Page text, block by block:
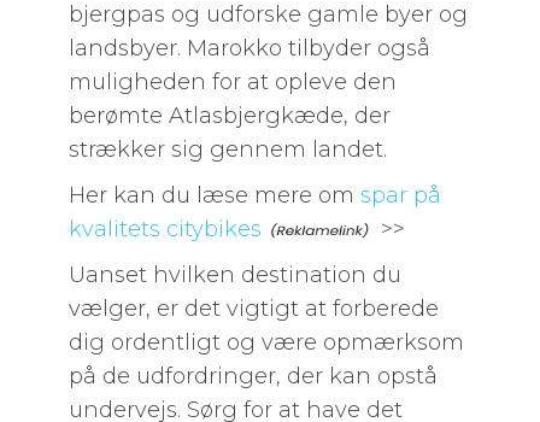
bjergpas og udforske gamle byer og
landsbyer. Marokko tilbyder også
muligheden for at opleve den
berømte Atlasbjergkæde, der
strækker sig gennem landet.
Her kan du læse mere om spar på
kvalitets citybikes
>>
Uanset hvilken destination du
vælger, er det vigtigt at forberede
dig ordentligt og være opmærksom
på de udfordringer, der kan opstå
undervejs. Sørg for at have det